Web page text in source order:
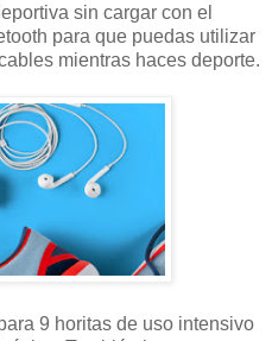
sin cargar con el
para que puedas utilizar
mientras haces deporte.
9 horitas de uso intensivo